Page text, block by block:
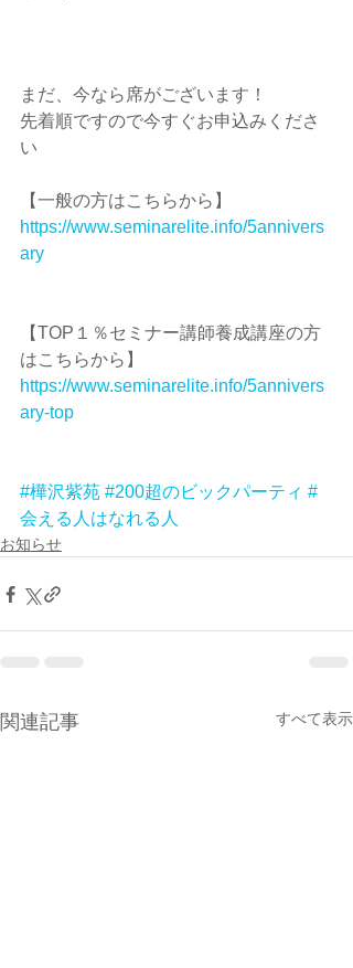
まだ、今なら席がございます！
先着順ですので今すぐお申込みくださ
い
【一般の方はこちらから】
https://www.seminarelite.info/5annivers
ary
【TOP１％セミナー講師養成講座の方
はこちらから】
https://www.seminarelite.info/5annivers
ary-top
#樺沢紫苑 #200超のビックパーティ #
会える人はなれる人
お知らせ
関連記事 すべて表示